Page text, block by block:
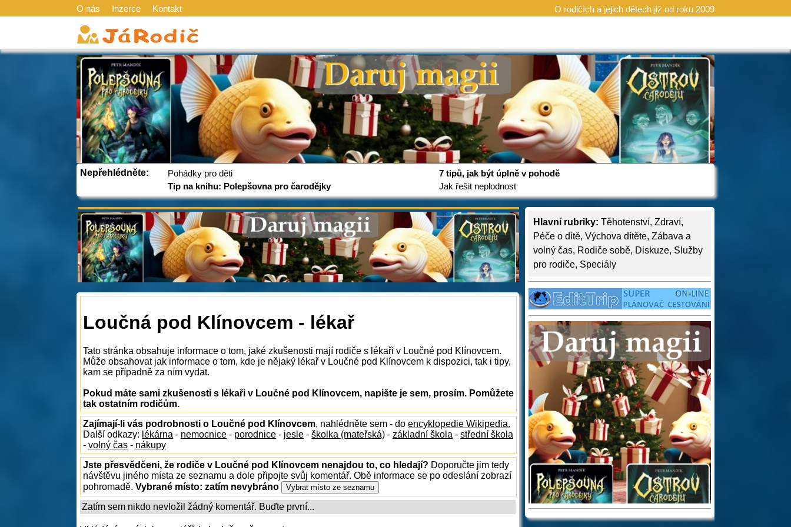
O nás Inzerce Kontakt O rodičích a jejich dětech již od roku 2009
Nepřehlédněte:
Pohádky pro děti
Tip na knihu: Polepšovna pro čarodějky
7 tipů, jak být úplně v pohodě
Jak řešit neplodnost
Hlavní rubriky: Těhotenství, Zdraví,
Péče o dítě, Výchova dítěte, Zábava a
volný čas, Rodiče sobě, Diskuze, Služby
pro rodiče, Speciály
Loučná pod Klínovcem - lékař
Tato stránka obsahuje informace o tom, jaké zkušenosti mají rodiče s lékaři v Loučné pod Klínovcem.
Může obsahovat jak informace o tom, kde je nějaký lékař v Loučné pod Klínovcem k dispozici, tak i tipy,
kam se případně za ním vydat.
Pokud máte sami zkušenosti s lékaři v Loučné pod Klínovcem, napište je sem, prosím. Pomůžete
tak ostatním rodičům.
Zajímají-li vás podrobnosti o Loučné pod Klínovcem, nahlédněte sem - do encyklopedie Wikipedia.
Další odkazy: lékárna - nemocnice - porodnice - jesle - školka (mateřská) - základní škola - střední škola
- volný čas - nákupy
Jste přesvědčeni, že rodiče v Loučné pod Klínovcem nenajdou to, co hledají? Doporučte jim tedy
návštěvu jiného místa ze seznamu a dole připojte svůj komentář. Obě informace se po odeslání zobrazí
pohromadě. Vybrané místo: zatím nevybráno
Zatím sem nikdo nevložil žádný komentář. Buďte první...